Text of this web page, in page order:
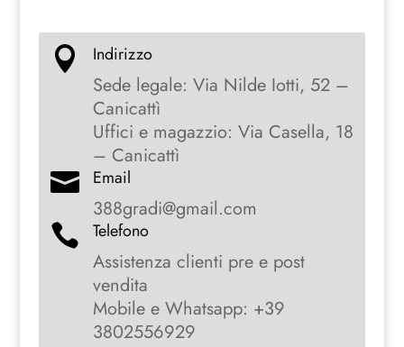
 Indirizzo
Sede legale: Via Nilde Iotti, 52 –
Canicattì
Uffici e magazzio: Via Casella, 18
– Canicattì
 Email
388gradi@gmail.com
 Telefono
Assistenza clienti pre e post
vendita
Mobile e Whatsapp: +39
3802556929